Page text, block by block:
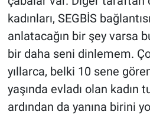
kadınları, SEGBİS
anlatacağın bir şey varsa
bir daha seni dinlemem.
yıllarca, belki 10 sene
yaşında evladı olan kadın
ardından da yanına birini